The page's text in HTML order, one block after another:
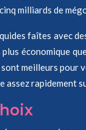
milliards de
faîtes avec
économique
meilleurs
assez rapidement